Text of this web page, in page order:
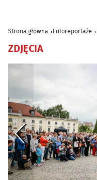
Strona główna Fotoreportaże
ZDJĘCIA